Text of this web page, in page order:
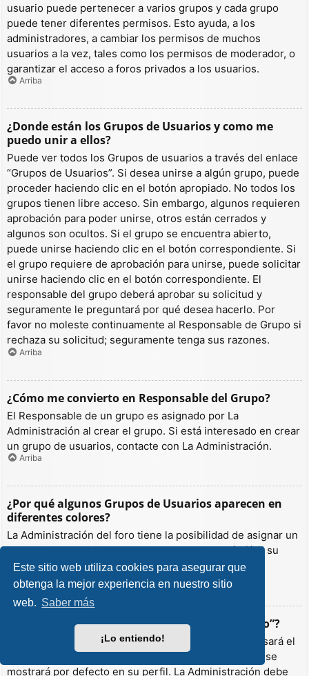
Este sitio web utiliza cookies para asegurar que
obtenga la mejor experiencia en nuestro sitio
web. Saber más
¡Lo entiendo!
usuario puede pertenecer a varios grupos y cada grupo
puede tener diferentes permisos. Esto ayuda, a los
administradores, a cambiar los permisos de muchos
usuarios a la vez, tales como los permisos de moderador, o
garantizar el acceso a foros privados a los usuarios.
Arriba
¿Donde están los Grupos de Usuarios y como me
puedo unir a ellos?
Puede ver todos los Grupos de usuarios a través del enlace
“Grupos de Usuarios”. Si desea unirse a algún grupo, puede
proceder haciendo clic en el botón apropiado. No todos los
grupos tienen libre acceso. Sin embargo, algunos requieren
aprobación para poder unirse, otros están cerrados y
algunos son ocultos. Si el grupo se encuentra abierto,
puede unirse haciendo clic en el botón correspondiente. Si
el grupo requiere de aprobación para unirse, puede solicitar
unirse haciendo clic en el botón correspondiente. El
responsable del grupo deberá aprobar su solicitud y
seguramente le preguntará por qué desea hacerlo. Por
favor no moleste continuamente al Responsable de Grupo si
rechaza su solicitud; seguramente tenga sus razones.
Arriba
¿Cómo me convierto en Responsable del Grupo?
El Responsable de un grupo es asignado por La
Administración al crear el grupo. Si está interesado en crear
un grupo de usuarios, contacte con La Administración.
Arriba
¿Por qué algunos Grupos de Usuarios aparecen en
diferentes colores?
La Administración del foro tiene la posibilidad de asignar un
color a los usuarios de un grupo para hacer más fácil su
identificación.
Arriba
¿Qué es un “Grupo de Usuarios predeterminado”?
Si es miembro de más de un grupo por defecto, se usará el
“predeterminado” para determinar qué color y rango se
mostrará por defecto en su perfil. La Administración debe